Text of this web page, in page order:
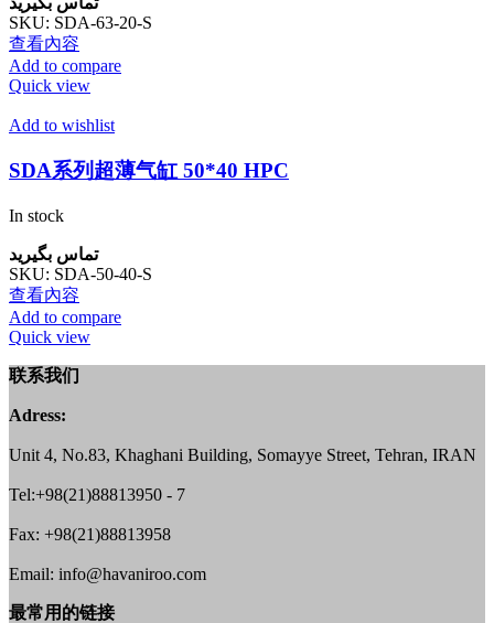
SKU: SDA-63-20-S
查看內容
Add to compare
Quick view
Add to wishlist
SDA系列超薄气缸 50*40 HPC
In stock
تماس بگیرید
SKU: SDA-50-40-S
查看內容
Add to compare
Quick view
联系我们
Adress:
Unit 4, No.83, Khaghani Building, Somayye Street, Tehran, IRAN
Tel:+98(21)88813950 - 7
Fax: +98(21)88813958
Email: info@havaniroo.com
最常用的链接